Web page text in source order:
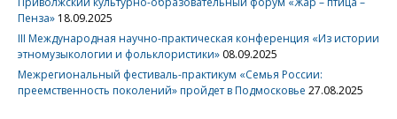
Пенза» 18.09.2025
III Международная научно-практическая конференция «Из истории
этномузыкологии и фольклористики» 08.09.2025
Межрегиональный фестиваль-практикум «Семья России:
преемственность поколений» пройдет в Подмосковье 27.08.2025